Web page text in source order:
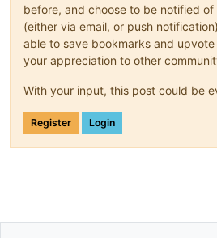
before, and choose to be notified of
(either via email, or push
able to save bookmarks and
your appreciation to other
With your input, this post could be
Register Login